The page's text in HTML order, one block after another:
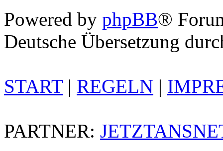
Powered by phpBB®
Deutsche Übersetzung
START| REGELN |
PARTNER: